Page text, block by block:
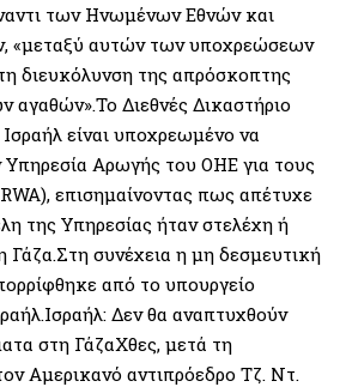
των Ηνωμένων Εθνών και
«μεταξύ αυτών των υποχρεώσεων
διευκόλυνση της απρόσκοπτης
αγαθών».Το Διεθνές Δικαστήριο
είναι υποχρεωμένο να
Υπηρεσία Αρωγής του ΟΗΕ για τους
επισημαίνοντας πως απέτυχε
της Υπηρεσίας ήταν στελέχη ή
Γάζα.Στη συνέχεια η μη δεσμευτική
από το υπουργείο
Δεν θα αναπτυχθούν
στη ΓάζαΧθες, μετά τη
Αμερικανό αντιπρόεδρο Τζ. Ντ.